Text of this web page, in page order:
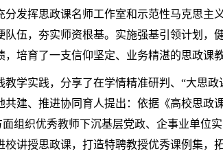
发挥思政课名师工作室和示范性马克思主
伍，夯实师资根基。实施强基引领计划，
培育了一支信仰坚定、业务精湛的思政课教
学实践，分享了在学情精准研判、“大思
建、推进协同育人提出：依据《高校思政
面组织优秀教师下沉基层党政、企事业单位
讲授思政课，打造特聘教授优秀课例集，